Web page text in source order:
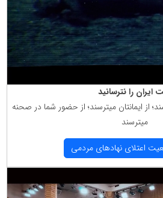
ایران را نترسانید
از ایمانتان میترسند؛ از حضور شما در صحنه
میترسند
اعتلای نهادهای مردمی